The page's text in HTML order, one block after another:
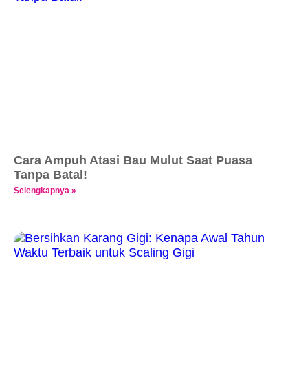
Cara Ampuh Atasi Bau Mulut Saat Puasa
Tanpa Batal!
Selengkapnya »